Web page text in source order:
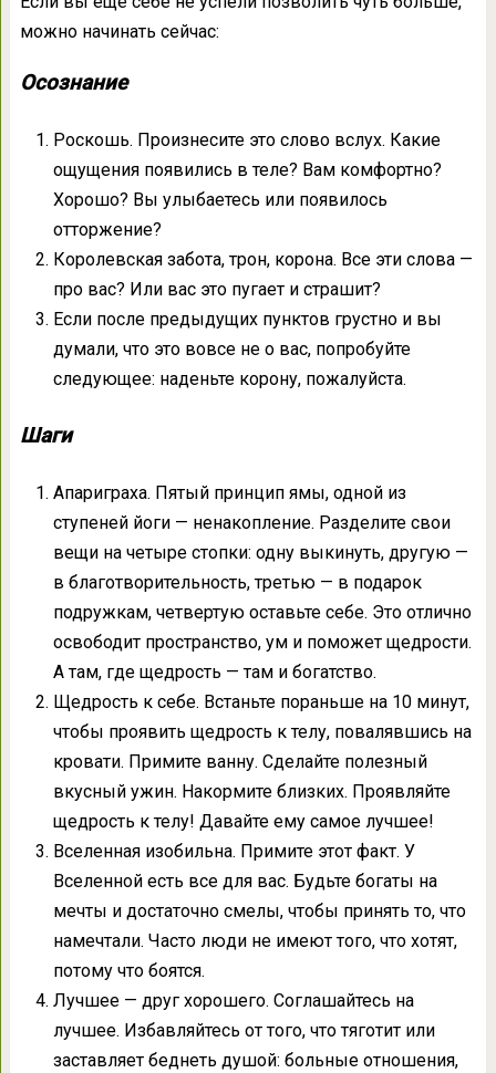
можно начинать сейчас:
Осознание
Роскошь. Произнесите это слово вслух. Какие
ощущения появились в теле? Вам комфортно?
Хорошо? Вы улыбаетесь или появилось
отторжение?
Королевская забота, трон, корона. Все эти слова —
про вас? Или вас это пугает и страшит?
Если после предыдущих пунктов грустно и вы
думали, что это вовсе не о вас, попробуйте
следующее: наденьте корону, пожалуйста.
Шаги
Апариграха. Пятый принцип ямы, одной из
ступеней йоги — ненакопление. Разделите свои
вещи на четыре стопки: одну выкинуть, другую —
в благотворительность, третью — в подарок
подружкам, четвертую оставьте себе. Это отлично
освободит пространство, ум и поможет щедрости.
А там, где щедрость — там и богатство.
Щедрость к себе. Встаньте пораньше на 10 минут,
чтобы проявить щедрость к телу, повалявшись на
кровати. Примите ванну. Сделайте полезный
вкусный ужин. Накормите близких. Проявляйте
щедрость к телу! Давайте ему самое лучшее!
Вселенная изобильна. Примите этот факт. У
Вселенной есть все для вас. Будьте богаты на
мечты и достаточно смелы, чтобы принять то, что
намечтали. Часто люди не имеют того, что хотят,
потому что боятся.
Лучшее — друг хорошего. Соглашайтесь на
лучшее. Избавляйтесь от того, что тяготит или
заставляет беднеть душой: больные отношения,